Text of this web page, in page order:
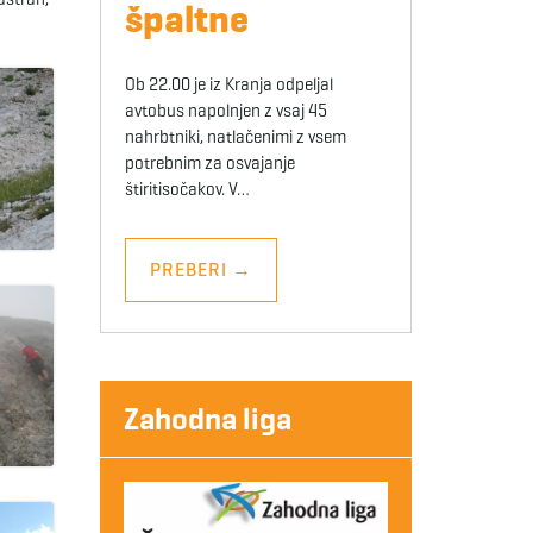
špaltne
Ob 22.00 je iz Kranja odpeljal
avtobus napolnjen z vsaj 45
nahrbtniki, natlačenimi z vsem
potrebnim za osvajanje
štiritisočakov. V…
PREBERI →
Zahodna liga